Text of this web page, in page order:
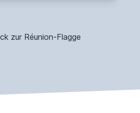
zur Réunion-Flagge